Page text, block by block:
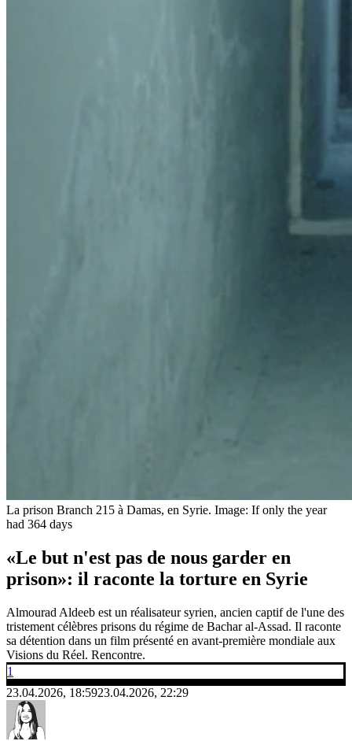
La prison Branch 215 à Damas, en Syrie. Image: If only the year
had 364 days
«Le but n'est pas de nous garder en
prison»: il raconte la torture en Syrie
Almourad Aldeeb est un réalisateur syrien, ancien captif de l'une des
tristement célèbres prisons du régime de Bachar al-Assad. Il raconte
sa détention dans un film présenté en avant-première mondiale aux
Visions du Réel. Rencontre.
1
23.04.2026, 18:5923.04.2026, 22:29